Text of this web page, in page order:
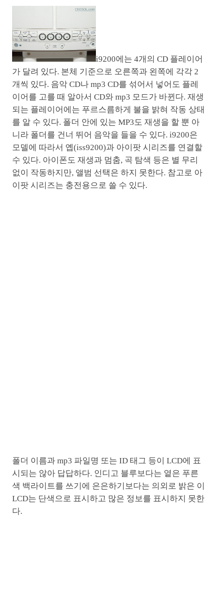
i9200에는 4개의 CD 플레이어
가 달려 있다. 본체 기준으로 오른쪽과 왼쪽에 각각 2
개씩 있다. 음악 CD나 mp3 CD를 섞어서 넣어도 플레
이어를 고를 때 알아서 CD와 mp3 모드가 바뀐다. 재생
되는 플레이어에는 푸르스름하게 불을 밝혀 작동 상태
를 알 수 있다. 폴더 안에 있는 MP3도 재생을 할 뿐 아
니라 폴더를 건너 뛰어 음악을 들을 수 있다. i9200은
모델에 따라서 옙(iss9200)과 아이팟 시리즈를 연결할
수 있다. 아이폰도 재생과 멈춤, 곡 탐색 등은 별 무리
없이 작동하지만, 앨범 선택은 하지 못한다. 참고로 아
이팟 시리즈는 충전용으로 쓸 수 있다.
폴더 이름과 mp3 파일명 또는 ID 태그 등이 LCD에 표
시되는 않아 답답하다. 인디고 블루보다는 옅은 푸른
색 백라이트를 쓰기에 은은하기보다는 의외로 밝은 이
LCD는 단색으로 표시하고 많은 정보를 표시하지 못한
다.